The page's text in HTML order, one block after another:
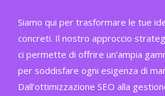
Siamo qui per trasformare le tue
concreti. Il nostro approccio
ci permette di offrire un’ampia
per soddisfare ogni esigenza di
Dall’ottimizzazione SEO alla